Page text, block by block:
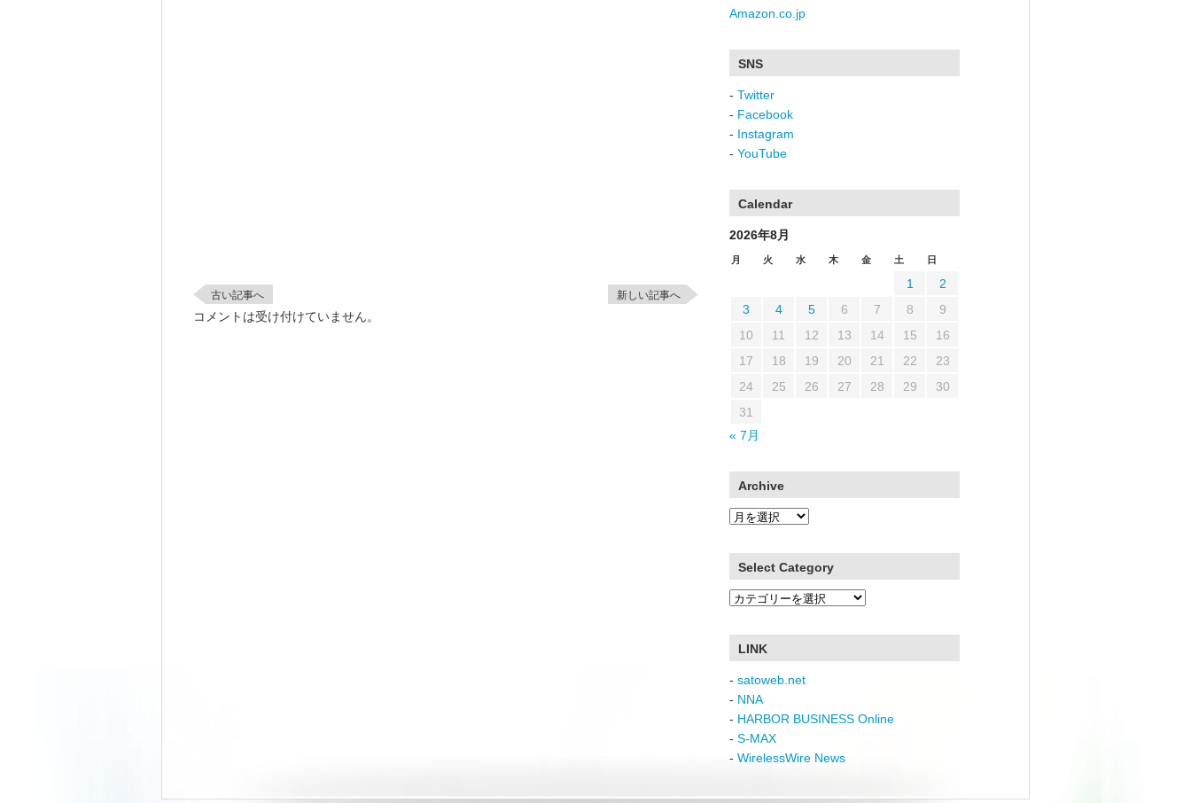
古い記事へ 新しい記事へ
コメントは受け付けていません。
Amazon.co.jp
SNS
- Twitter
- Facebook
- Instagram
- YouTube
Calendar
2026年8月
月 火 水 木 金 土 日
1
2
3
4 5 6 7 8
9
10
11 12 13 14 15
16
17
18 19 20 21 22
23
24
25 26 27 28 29
30
31
« 7月
Archive
Archive
Select Category
Select
LINK
- satoweb.net
- NNA
- HARBOR BUSINESS Online
- S-MAX
- WirelessWire News